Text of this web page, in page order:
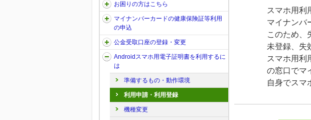
お困りの方はこちら
マイナンバーカードの健康保険証等利用
の申込
公金受取口座の登録・変更
Androidスマホ用電子証明書を利用するに
は
準備するもの・動作環境
利用申請・利用登録
機種変更
スマホ用利
マイナンバ
このため、
未登録、失
スマホ用利
の窓口でマ
自身でスマ